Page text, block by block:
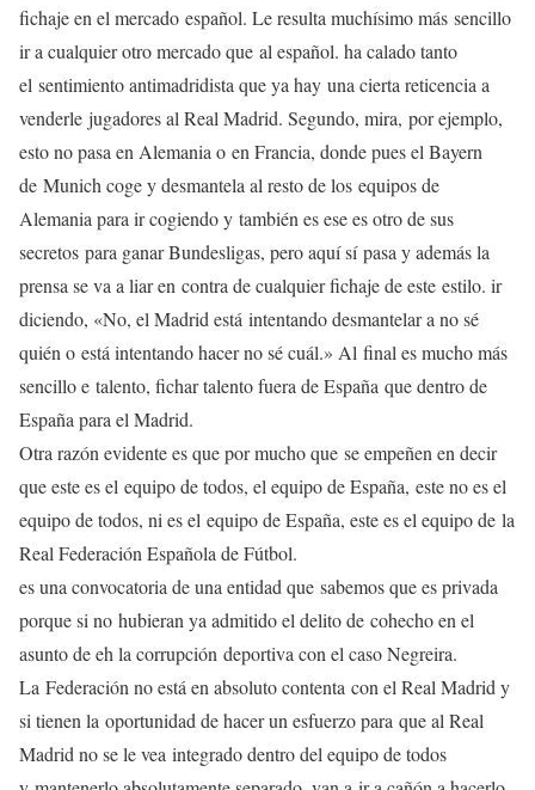
fichaje en el mercado español. Le resulta muchísimo más sencillo
ir a cualquier otro mercado que al español. ha calado tanto
el sentimiento antimadridista que ya hay una cierta reticencia a
venderle jugadores al Real Madrid. Segundo, mira, por ejemplo,
esto no pasa en Alemania o en Francia, donde pues el Bayern
de Munich coge y desmantela al resto de los equipos de
Alemania para ir cogiendo y también es ese es otro de sus
secretos para ganar Bundesligas, pero aquí sípasa y además la
prensa se va a liar en contra de cualquier fichaje de este estilo. ir
diciendo, «No, el Madrid está intentando desmantelar a no sé
quién o está intentando hacer no sé cuál.» Al final es mucho más
sencillo e talento, fichar talento fuera de España que dentro de
España para el Madrid.
Otra razón evidente es que por mucho que se empeñen en decir
que este es el equipo de todos, el equipo de España, este no es el
equipo de todos, ni es el equipo de España, este es el equipo de la
Real Federación Española de Fútbol.
es una convocatoria de una entidad que sabemos que es privada
porque si no hubieran ya admitido el delito de cohecho en el
asunto de eh la corrupción deportiva con el caso Negreira.
La Federación no está en absoluto contenta con el Real Madrid y
si tienen la oportunidad de hacer un esfuerzo para que al Real
Madrid no se le vea integrado dentro del equipo de todos